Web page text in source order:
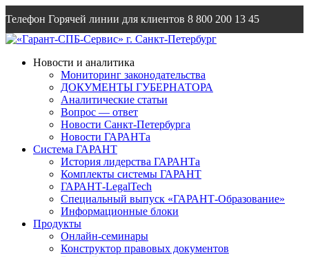
Телефон Горячей линии для клиентов 8 800 200 13 45
Emailinfo@garantsp.ru
Новости и аналитика
Мониторинг законодательства
ДОКУМЕНТЫ ГУБЕРНАТОРА
Аналитические статьи
Вопрос — ответ
Новости Санкт-Петербурга
Новости ГАРАНТа
Система ГАРАНТ
История лидерства ГАРАНТа
Комплекты системы ГАРАНТ
ГАРАНТ-LegalTech
Специальный выпуск «ГАРАНТ-Образование»
Информационные блоки
Продукты
Онлайн-семинары
Конструктор правовых документов